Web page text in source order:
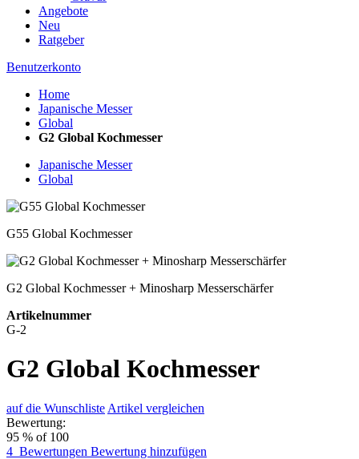
Angebote
Neu
Ratgeber
Benutzerkonto
Home
Japanische Messer
Global
G2 Global Kochmesser
Japanische Messer
Global
G55 Global Kochmesser
G2 Global Kochmesser + Minosharp Messerschärfer
Artikelnummer
G-2
G2 Global Kochmesser
auf die Wunschliste Artikel vergleichen
Bewertung:
95 % of 100
4 Bewertungen Bewertung hinzufügen